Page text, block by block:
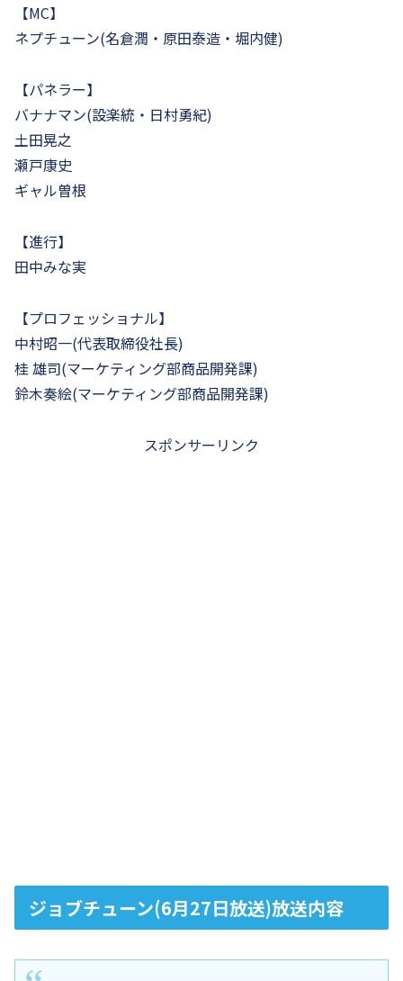
【MC】
ネプチューン(名倉潤・原田泰造・堀内健)
【パネラー】
バナナマン(設楽統・日村勇紀)
土田晃之
瀬戸康史
ギャル曽根
【進行】
田中みな実
【プロフェッショナル】
中村昭一(代表取締役社長)
桂 雄司(マーケティング部商品開発課)
鈴木奏絵(マーケティング部商品開発課)
スポンサーリンク
ジョブチューン(6月27日放送)放送内容